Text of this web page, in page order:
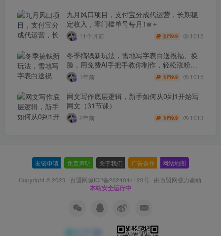
九月风口项目，支付宝分成代运营，长期稳
定收入，零门槛单号每月1w＋
11个月前 盟币9.9 1015
冬季搞钱新玩法，雪地写字表白送祝福、换
脸，用免费AI手把手教你制作，轻松涨粉
3.5w，接单到手软
1年前 盟币9.9 1015
网文写作底层逻辑，新手如何从0到1开始写
网文（31节课）
2年前 盟币9.9 1013
友链申请 免责声明 关于我们 广告合作 网站地图
Copyright © 2023 · 百盟网琼ICP备2024044128号 · 由百盟网强力驱动.
本站安全运行中